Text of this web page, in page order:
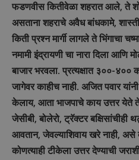
फडणवीस कितीवेळा शहरात आले, ते
असताना शहराचे अवैध बांधकामे,
किती प्रश्न मार्गी लागले ते भिंगाचा
नमामी इंद्रायणी चा नारा दिला आणि
बाजार भरवला. प्रत्यक्षात ३००-
जागेवर काहीच नाही. अजित पवार
केलाय, आता भाजपाचे काय उत्तर येते
जेसीबी, बोलेरो, ट्रॅक्टर बक्षिसांचीही
आवतान, जेवल्याशिवाय खरे नाही, असे
कोणत्याही टीकेला उत्तर देण्याची